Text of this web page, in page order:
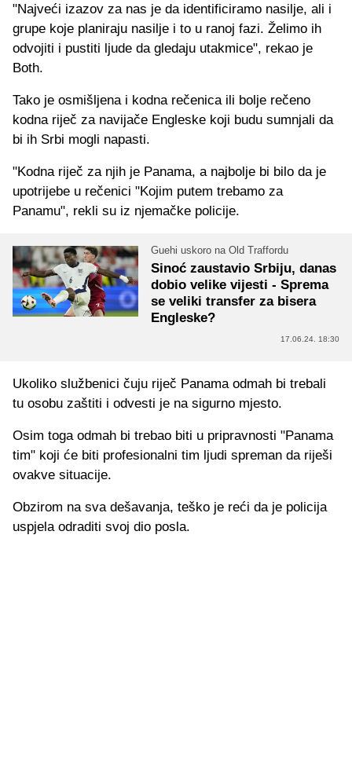
"Najveći izazov za nas je da identificiramo nasilje, ali i
grupe koje planiraju nasilje i to u ranoj fazi. Želimo ih
odvojiti i pustiti ljude da gledaju utakmice", rekao je
Both.
Tako je osmišljena i kodna rečenica ili bolje rečeno
kodna riječ za navijače Engleske koji budu sumnjali da
bi ih Srbi mogli napasti.
"Kodna riječ za njih je Panama, a najbolje bi bilo da je
upotrijebe u rečenici "Kojim putem trebamo za
Panamu", rekli su iz njemačke policije.
Guehi uskoro na Old Traffordu
Sinoć zaustavio Srbiju, danas
dobio velike vijesti - Sprema
se veliki transfer za bisera
Engleske?
17.06.24. 18:30
Ukoliko službenici čuju riječ Panama odmah bi trebali
tu osobu zaštiti i odvesti je na sigurno mjesto.
Osim toga odmah bi trebao biti u pripravnosti "Panama
tim" koji će biti profesionalni tim ljudi spreman da riješi
ovakve situacije.
Obzirom na sva dešavanja, teško je reći da je policija
uspjela odraditi svoj dio posla.